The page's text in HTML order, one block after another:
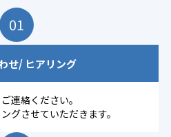
01
せ/ ヒアリング
連絡ください。
グさせていただきます。